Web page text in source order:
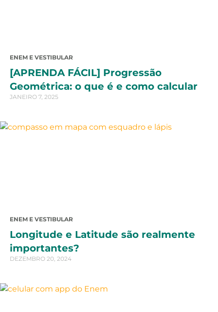
ENEM E VESTIBULAR
[APRENDA FÁCIL] Progressão
Geométrica: o que é e como calcular
JANEIRO 7, 2025
ENEM E VESTIBULAR
Longitude e Latitude são realmente
importantes?
DEZEMBRO 20, 2024